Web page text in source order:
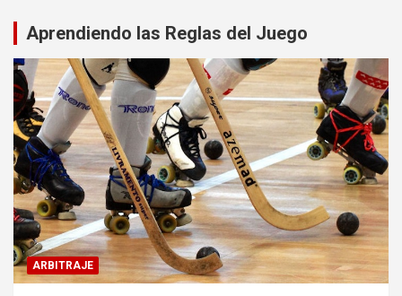
Aprendiendo las Reglas del Juego
ARBITRAJE